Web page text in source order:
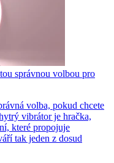
správnou volbou pro
volba, pokud chcete
vibrátor je hračka,
které propojuje
tak jeden z dosud